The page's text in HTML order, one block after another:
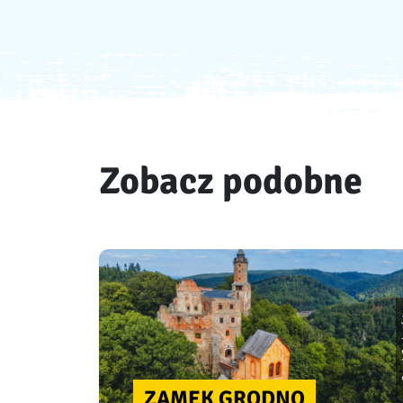
Zobacz podobne